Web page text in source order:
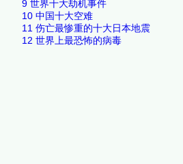
9 世界十大劫机事件
10 中国十大空难
11 伤亡最惨重的十大日本地震
12 世界上最恐怖的病毒